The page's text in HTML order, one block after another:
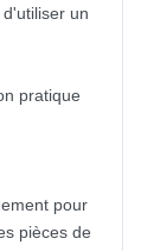
un
pratique
pour
pièces de